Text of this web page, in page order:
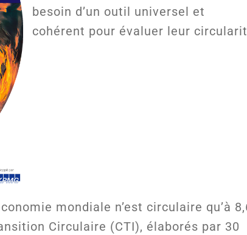
besoin d’un outil universel et
cohérent pour évaluer leur
mondiale n’est circulaire qu’à
Circulaire (CTI), élaborés par 30